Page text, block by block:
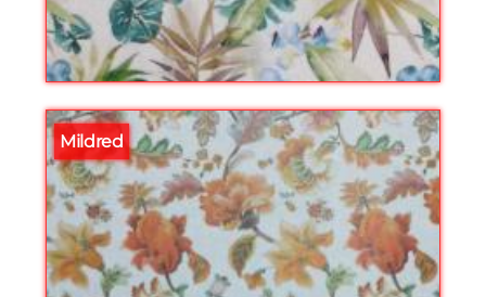
Mildred